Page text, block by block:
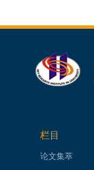
栏目
论文集萃